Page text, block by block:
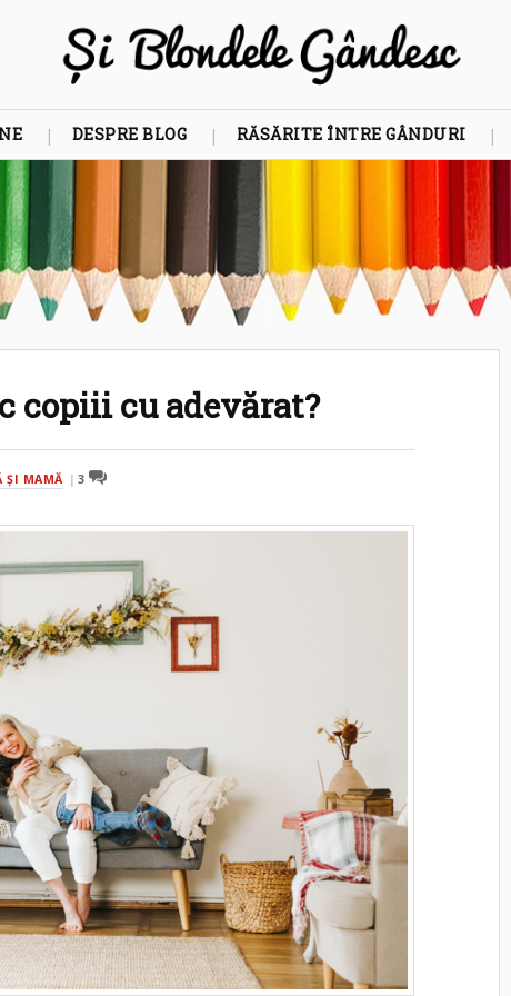
DESPRE BLOG RĂSĂRITE ÎNTRE GÂNDURI
copiii cu adevărat?
ŞI MAMĂ 3